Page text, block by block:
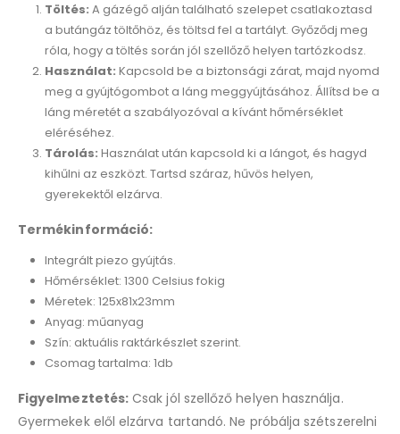
Töltés: A gázégő alján található szelepet csatlakoztasd
a butángáz töltőhöz, és töltsd fel a tartályt. Győződj meg
róla, hogy a töltés során jól szellőző helyen tartózkodsz.
Használat: Kapcsold be a biztonsági zárat, majd nyomd
meg a gyújtógombot a láng meggyújtásához. Állítsd be a
láng méretét a szabályozóval a kívánt hőmérséklet
eléréséhez.
Tárolás: Használat után kapcsold ki a lángot, és hagyd
kihűlni az eszközt. Tartsd száraz, hűvös helyen,
gyerekektől elzárva.
Termékinformáció:
Integrált piezo gyújtás.
Hőmérséklet: 1300 Celsius fokig
Méretek: 125x81x23mm
Anyag: műanyag
Szín: aktuális raktárkészlet szerint.
Csomag tartalma: 1db
Figyelmeztetés: Csak jól szellőző helyen használja.
Gyermekek elől elzárva tartandó. Ne próbálja szétszerelni